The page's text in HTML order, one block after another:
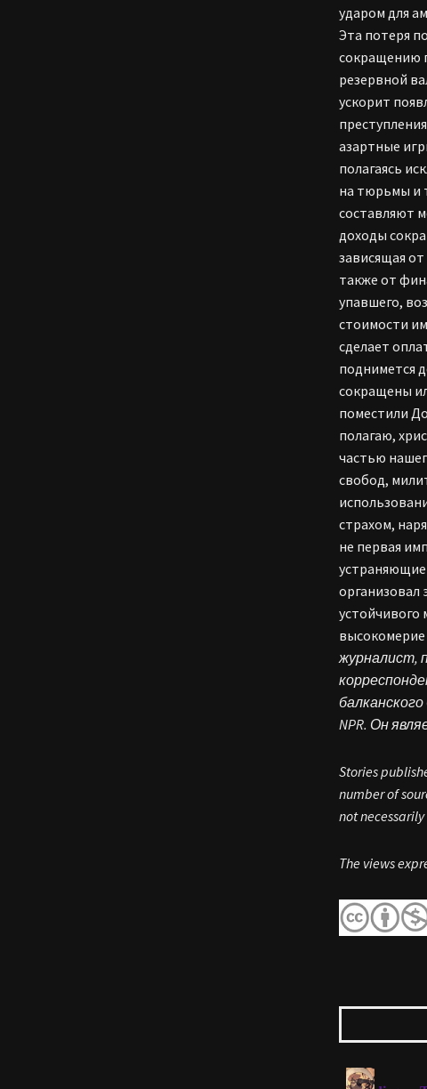
ударом для
Эта потеря
сокращению
резервной
ускорит
азартные
полагаясь
на тюрьмы и
составляют
доходы
зависящая
также от
упавшего,
стоимости
сделает
поднимется
сокращены
поместили
полагаю,
частью
свобод,
страхом,
не первая
организовал
устойчивого
журналист,
балканского
NPR. Он
Stories
number of
not
The views